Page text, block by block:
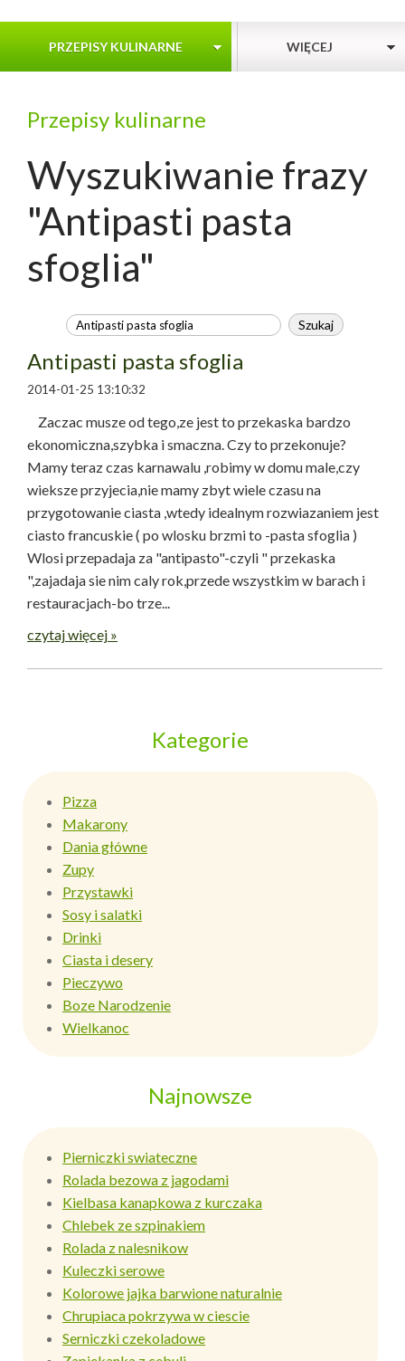
PRZEPISY KULINARNE WIĘCEJ
Przepisy kulinarne
Wyszukiwanie frazy
"Antipasti pasta
sfoglia"
Antipasti pasta sfoglia
2014-01-25 13:10:32
Zaczac musze od tego,ze jest to przekaska bardzo
ekonomiczna,szybka i smaczna. Czy to przekonuje?
Mamy teraz czas karnawalu ,robimy w domu male,czy
wieksze przyjecia,nie mamy zbyt wiele czasu na
przygotowanie ciasta ,wtedy idealnym rozwiazaniem jest
ciasto francuskie ( po wlosku brzmi to -pasta sfoglia )
Wlosi przepadaja za "antipasto"-czyli " przekaska
",zajadaja sie nim caly rok,przede wszystkim w barach i
restauracjach-bo trze...
czytaj więcej »
Kategorie
Pizza
Makarony
Dania główne
Zupy
Przystawki
Sosy i salatki
Drinki
Ciasta i desery
Pieczywo
Boze Narodzenie
Wielkanoc
Najnowsze
Pierniczki swiateczne
Rolada bezowa z jagodami
Kielbasa kanapkowa z kurczaka
Chlebek ze szpinakiem
Rolada z nalesnikow
Kuleczki serowe
Kolorowe jajka barwione naturalnie
Chrupiaca pokrzywa w ciescie
Serniczki czekoladowe